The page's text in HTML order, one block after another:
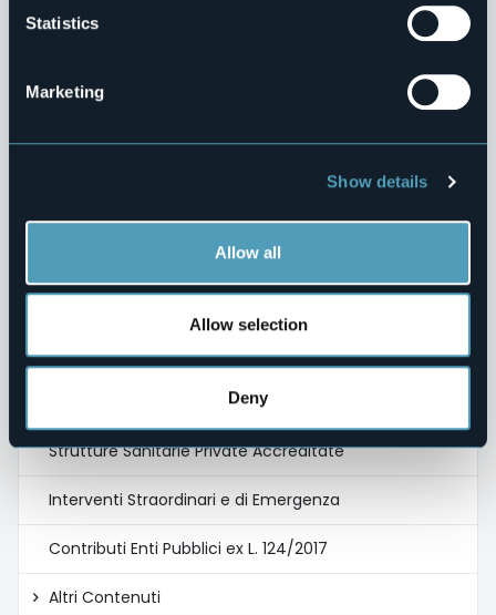
Statistics
Marketing
Show details
Allow all
Allow selection
Deny
Sovvenzioni, Contributi, Sussidi, Vantaggi Economici
Pagamenti dell'Amministrazione
Pianificazione e Governo del Territorio
Informazioni Ambientali
Strutture Sanitarie Private Accreditate
Interventi Straordinari e di Emergenza
Contributi Enti Pubblici ex L. 124/2017
Altri Contenuti